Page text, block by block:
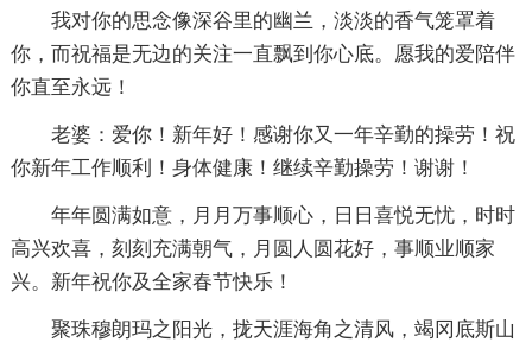
我对你的思念像深谷里的幽兰，淡淡的香气笼罩着
你，而祝福是无边的关注一直飘到你心底。愿我的爱陪伴
你直至永远！
老婆：爱你！新年好！感谢你又一年辛勤的操劳！祝
你新年工作顺利！身体健康！继续辛勤操劳！谢谢！
年年圆满如意，月月万事顺心，日日喜悦无忧，时时
高兴欢喜，刻刻充满朝气，月圆人圆花好，事顺业顺家
兴。新年祝你及全家春节快乐！
聚珠穆朗玛之阳光，拢天涯海角之清风，竭冈底斯山